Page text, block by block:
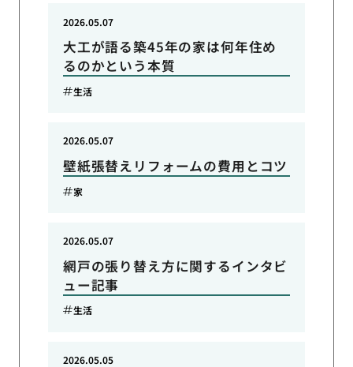
大工が語る築45年の家は何年住め
るのかという本質
2026.05.07
生活
壁紙張替えリフォームの費用とコツ
2026.05.07
家
網戸の張り替え方に関するインタビ
ュー記事
2026.05.07
生活
2026.05.05